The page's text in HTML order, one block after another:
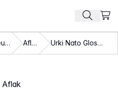
Zoek
Kleurlakken Aflakken Urki Nato Gloss 2K PU HG Aflak